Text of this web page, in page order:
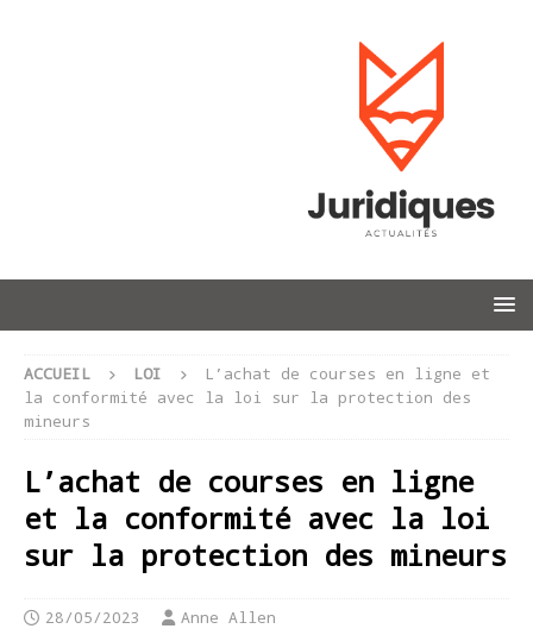
ACCUEIL LOI
L’achat de courses en ligne et
la conformité avec la loi sur la protection des
mineurs
L’achat de courses en ligne
et la conformité avec la loi
sur la protection des mineurs
28/05/2023 Anne Allen